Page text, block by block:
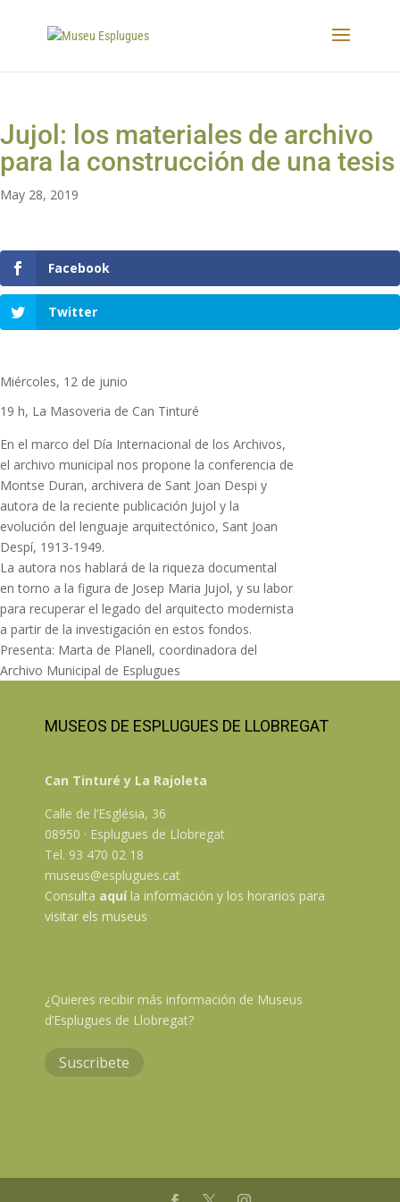
Jujol: los materiales de archivo
para la construcción de una tesis
May 28, 2019
Facebook
Twitter
Miércoles, 12 de junio
19 h, La Masoveria de Can Tinturé
En el marco del Día Internacional de los Archivos,
el archivo municipal nos propone la conferencia de
Montse Duran, archivera de Sant Joan Despi y
autora de la reciente publicación Jujol y la
evolución del lenguaje arquitectónico, Sant Joan
Despí, 1913-1949.
La autora nos hablará de la riqueza documental
en torno a la figura de Josep Maria Jujol, y su labor
para recuperar el legado del arquitecto modernista
a partir de la investigación en estos fondos.
Presenta: Marta de Planell, coordinadora del
Archivo Municipal de Esplugues
MUSEOS DE ESPLUGUES DE LLOBREGAT
Can Tinturé y La Rajoleta
Calle de l’Església, 36
08950 · Esplugues de Llobregat
Tel. 93 470 02 18
museus@esplugues.cat
Consulta aquíla información y los horarios para
visitar els museus
¿Quieres recibir más información de Museus
d’Esplugues de Llobregat?
Suscribete